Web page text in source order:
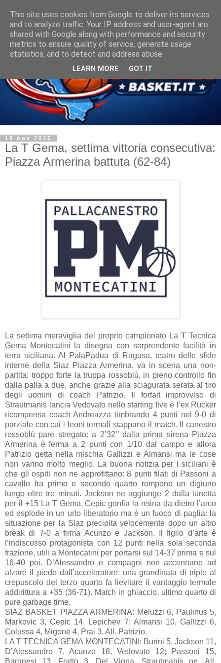
18 nov 2025
La T Gema, settima vittoria consecutiva:
Piazza Armerina battuta (62-84)
La settima meraviglia del proprio campionato La T Tecnica
Gema Montecatini la disegna con sorprendente facilità in
terra siciliana. Al PalaPadua di Ragusa, teatro delle sfide
interne della Siaz Piazza Armerina, va in scena una non-
partita: troppo forte la truppa rossoblù, in pieno controllo fin
dalla palla a due, anche grazie alla sciagurata serata al tiro
degli uomini di coach Patrizio. Il forfait improvviso di
Strautmanis lancia Vedovato nello starting five e l’ex Rucker
ricompensa coach Andreazza timbrando 4 punti nel 9-0 di
parziale con cui i leoni termali stappano il match. Il canestro
rossoblù pare stregato: a 2’32’’ dalla prima sirena Piazza
Armerina è ferma a 2 punti con 1/10 dal campo e allora
Patrizio getta nella mischia Gallizzi e Almansi ma le cose
non vanno molto meglio. La buona notizia per i siciliani è
che gli ospiti non ne approfittano: 8 punti filati di Passoni a
cavallo fra primo e secondo quarto rompono un digiuno
lungo oltre tre minuti. Jackson ne aggiunge 2 dalla lunetta
per il +15 La T Gema, Cepic gonfia la retina da dietro l’arco
ed esplode in un urlo liberatorio ma è un fuoco di paglia: la
situazione per la Siaz precipita velocemente dopo un altro
break di 7-0 a firma Acunzo e Jackson. Il figlio d’arte è
l’indiscusso protagonista con 12 punti nella sola seconda
frazione, utili a Montecatini per portarsi sul 14-37 prima e sul
16-40 poi. D’Alessandro e compagni non accennano ad
alzare il piede dall’acceleratore: una grandinata di triple al
crepuscolo del terzo quarto fa lievitare il vantaggio termale
addirittura a +35 (36-71). Match in ghiaccio, ultimo quarto di
pure garbage time.
SIAZ BASKET PIAZZA ARMERINA: Meluzzi 6, Paulinus 5,
Markovic 3, Cepic 14, Lepichev 7; Almansi 10, Gallizzi 6,
Colussa 4, Migone 4, Prai 3. All. Patrizio.
LA T TECNICA GEMA MONTECATINI: Burini 5, Jackson 11,
D’Alessandro 7, Acunzo 18, Vedovato 12; Passoni 15,
Bargnesi 13, Fratto 3, Del Vigna, Strautmanis ne. All.
This site uses cookies from Google to deliver its services
and to analyze traffic. Your IP address and user-agent are
shared with Google along with performance and security
metrics to ensure quality of service, generate usage
statistics, and to detect and address abuse.
LEARN MORE GOT IT